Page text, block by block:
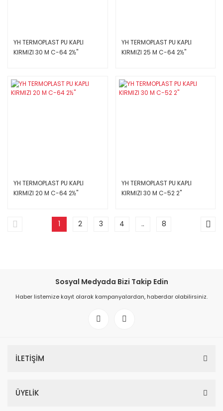
YH TERMOPLAST PU KAPLI
KIRMIZI 30 M C-64 2½''
YH TERMOPLAST PU KAPLI
KIRMIZI 25 M C-64 2½''
YH TERMOPLAST PU KAPLI
KIRMIZI 20 M C-64 2½''
YH TERMOPLAST PU KAPLI
KIRMIZI 30 M C-52 2''
1 2 3 4 .. 8
Sosyal Medyada Bizi Takip Edin
Haber listemize kayıt olarak kampanyalardan, haberdar olabilirsiniz.
İLETİŞİM
ÜYELİK